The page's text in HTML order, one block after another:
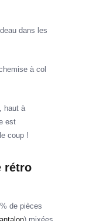
dans les
à col
haut à
est
coup !
rétro
de pièces